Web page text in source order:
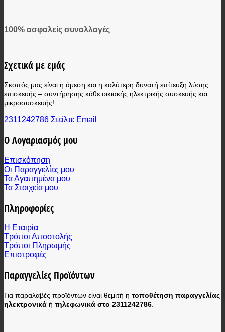
100% ασφαλείς συναλλαγές
Σχετικά με εμάς
Σκοπός μας είναι η άμεση και η καλύτερη δυνατή επίτευξη λύσης
επισκευής – συντήρησης κάθε οικιακής ηλεκτρικής συσκευής και
μικροσυσκευής!
2311242786 Στείλτε Email
Ο Λογαριασμός μου
Επισκόπηση
Οι Παραγγελίες μου
Τα Αγαπημένα μου
Τα Στοιχεία μου
Πληροφορίες
Η Εταιρία
Τρόποι Αποστολής
Τρόποι Πληρωμής
Επιστροφές
Παραγγελίες Προϊόντων
Για παραλαβές προϊόντων είναι θεμιτή η τοποθέτηση παραγγελίας
ηλεκτρονικά ή τηλεφωνικά στο 2311242786